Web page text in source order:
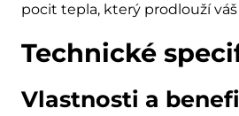
pocit tepla, který prodlouží váš
Technické
Vlastnosti a